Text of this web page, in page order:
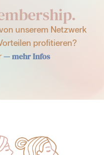
unserem Netzwerk
profitieren?
— mehr Infos